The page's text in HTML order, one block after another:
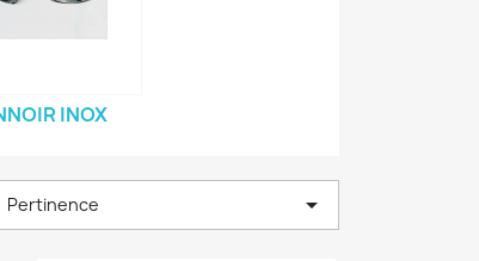
INOX
Pertinence 